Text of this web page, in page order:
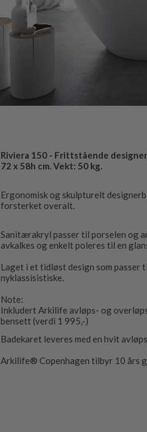
Riviera 150 - Frittstående
72 x 58h cm. Vekt: 50 kg.
Ergonomisk og skulpturelt
forsterket overalt.
Sanitærakryl passer til porselen og
avkalkes og enkelt poleres til en
Laget i et tidløst design som passer
nyklassisistiske.
Note:
Inkludert Arkilife avløps- og
bensett (verdi 1 995,-)
Badekaret leveres med en hvit
Arkilife® Copenhagen tilbyr 10 års